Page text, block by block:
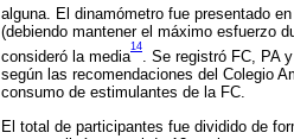
alguna. El dinamómetro fue presentado
(debiendo mantener el máximo esfuerzo
consideró la media
14
. Se registró FC, PA
según las recomendaciones del Colegio
consumo de estimulantes de la FC.
El total de participantes fue dividido de